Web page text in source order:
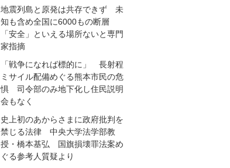
地震列島と原発は共存できず 未
知も含め全国に6000もの断層
「安全」といえる場所ないと専門
家指摘
「戦争になれば標的に」 長射程
ミサイル配備めぐる熊本市民の危
惧 司令部のみ地下化し住民説明
会もなく
史上初のあからさまに政府批判を
禁じる法律 中央大学法学部教
授・橋本基弘 国旗損壊罪法案め
ぐる参考人質疑より